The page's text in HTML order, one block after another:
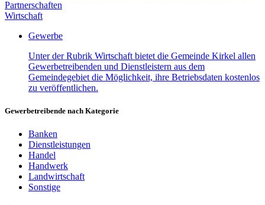
Partnerschaften
Wirtschaft
Gewerbe
Unter der Rubrik Wirtschaft bietet die Gemeinde Kirkel allen
Gewerbetreibenden und Dienstleistern aus dem
Gemeindegebiet die Möglichkeit, ihre Betriebsdaten kostenlos
zu veröffentlichen.
Gewerbetreibende nach Kategorie
Banken
Dienstleistungen
Handel
Handwerk
Landwirtschaft
Sonstige